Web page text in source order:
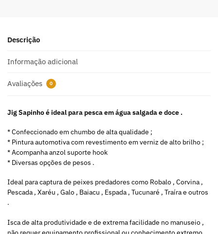
a
i
e
Descrição
Informação adicional
Avaliações 0
Jig Sapinho é ideal para pesca em água salgada e doce .
* Confeccionado em chumbo de alta qualidade ;
* Pintura automotiva com revestimento em verniz de alto brilho ;
* Acompanha anzol suporte hook
* Diversas opções de pesos .
Ideal para captura de peixes predadores como Robalo , Corvina ,
Pescada , Xaréu , Galo , Baiacu , Espada , Tucunaré , Traíra e outros
.
Isca de alta produtividade e de extrema facilidade no manuseio ,